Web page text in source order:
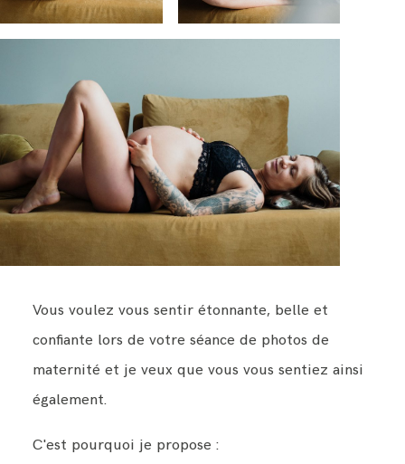
Vous voulez vous sentir étonnante, belle et
confiante lors de votre séance de photos de
maternité et je veux que vous vous sentiez ainsi
également.
C'est pourquoi je propose :